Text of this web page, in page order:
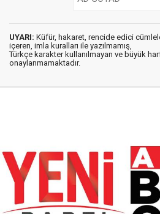
UYARI: Küfür, hakaret, rencide edici
içeren, imla kuralları ile yazılmamış,
Türkçe karakter kullanılmayan ve büyük
onaylanmamaktadır.